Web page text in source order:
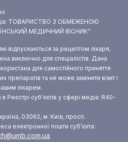
ТОВАРИСТВО З ОБМЕЖЕНОЮ
МЕДИЧНИЙ ВІСНИК”
відпускаються за рецептом лікаря,
виключно для спеціалістів. Дана
для самостійного приняття
препаратів та не може замінити візит і
лікарем.
Реєстрі суб‘єктів у сфері медіа: R40-
03062, м. Київ, просп.
електронної пошти суб’єкта: